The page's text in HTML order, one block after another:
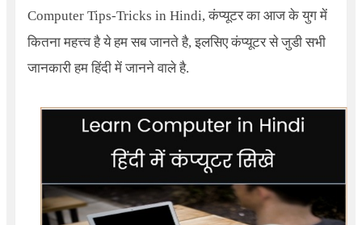
Computer Tips-Tricks in Hindi,कंप्यूटर का आज के युग में
कितना महत्त्व है ये हम सब जानते है, इलसिए कंप्यूटर से जुडी सभी
जानकारी हम हिंदी में जानने वाले है.